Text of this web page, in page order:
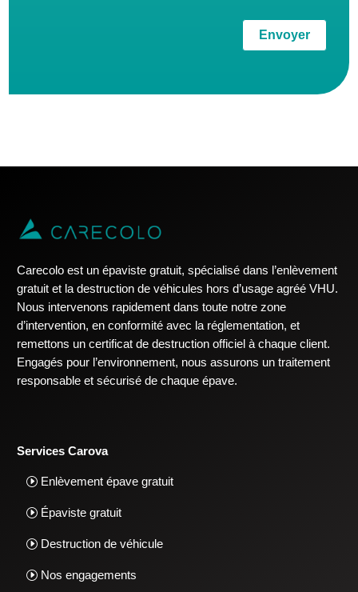
Envoyer
Carecolo est un épaviste gratuit, spécialisé dans l’enlèvement
gratuit et la destruction de véhicules hors d’usage agréé VHU.
Nous intervenons rapidement dans toute notre zone
d’intervention, en conformité avec la réglementation, et
remettons un certificat de destruction officiel à chaque client.
Engagés pour l’environnement, nous assurons un traitement
responsable et sécurisé de chaque épave.
Services Carova
Enlèvement épave gratuit
Épaviste gratuit
Destruction de véhicule
Nos engagements